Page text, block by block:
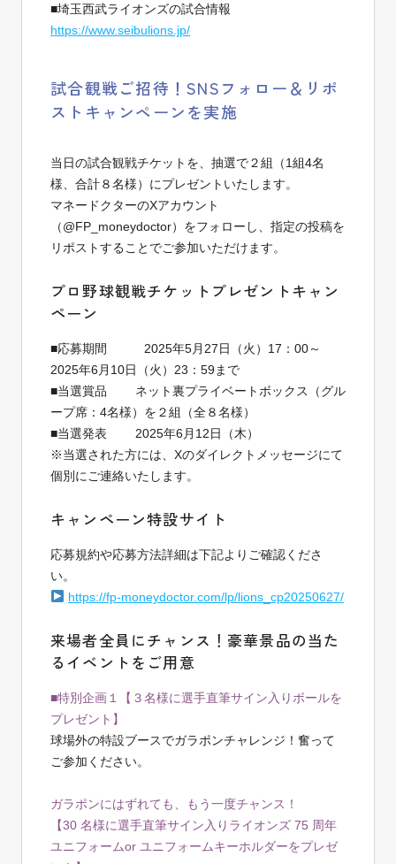
■埼玉西武ライオンズの試合情報
https://www.seibulions.jp/
試合観戦ご招待！SNSフォロー＆リポ
ストキャンペーンを実施
当日の試合観戦チケットを、 抽選で２組（1組4名
様、合計８名様）にプレゼントいたします。
マネードクターのXアカウント
（@FP_moneydoctor）をフォローし、指定の投稿を
リポストすることでご参加いただけます。
プロ野球観戦チケットプレゼントキャン
ペーン
■応募期間 2025年5月27日（火）17：00～
2025年6月10日（火）23：59まで
■当選賞品 ネット裏プライベートボックス（グル
ープ席：4名様）を２組（全８名様）
■当選発表 2025年6月12日（木）
※当選された方には、Xのダイレクトメッセージにて
個別にご連絡いたします。
キャンペーン特設サイト
応募規約や応募方法詳細は下記よりご確認くださ
い。
https://fp-moneydoctor.com/lp/lions_cp20250627/
来場者全員にチャンス！豪華景品の当た
るイベントをご用意
■特別企画１
【３名様に選手直筆サイン入りボールを
プレゼント】
球場外の特設ブースでガラポンチャレンジ！奮って
ご参加ください。
ガラポンにはずれても、もう一度チャンス！
【30 名様に選手直筆サイン入りライオンズ 75 周年
ユニフォームor ユニフォームキーホルダーをプレゼ